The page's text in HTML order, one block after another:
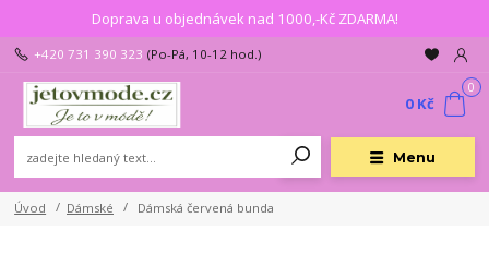
Doprava u objednávek nad 1000,-Kč ZDARMA!
Menu
+420 731 390 323 (Po-Pá, 10-12 hod.)
0
0 Kč
Úvod Dámské Dámská červená bunda